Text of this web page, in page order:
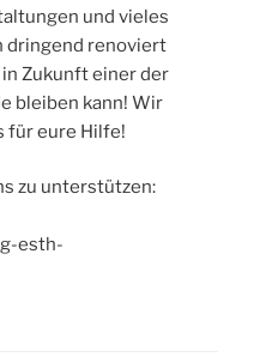
und vieles
dringend renoviert
Zukunft einer der
bleiben kann! Wir
für eure Hilfe!
zu unterstützen:
esth-